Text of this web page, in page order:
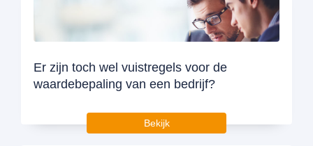
Er zijn toch wel vuistregels voor de
waardebepaling van een bedrijf?
Bekijk